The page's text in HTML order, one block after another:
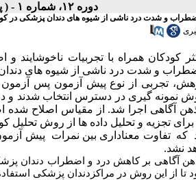
دوره ۱۲، شماره ۱ - ( پاییز و زمستان ۱۳۹۵ )
و شدت درد ناشی از شیوه های دندان پزشکی در
کودکان همراه با تجربیات
و شدت درد ناشی از شیوه های
تجربی از نوع پیش آزمون پس آزمون با
نفر به روش نمونه گیری در دسترس
90 دقیقه ای ذهن آگاهی اجرا شد. از مقیاس
تجزیه و تحلیل داده ها از روش تحلیل
که تفاوت معناداری بین نمرات پیش
نشد.
ذهن آگاهی بر کاهش درد و اضطراب دندان
از این روش در مراکزدندان پزشکی